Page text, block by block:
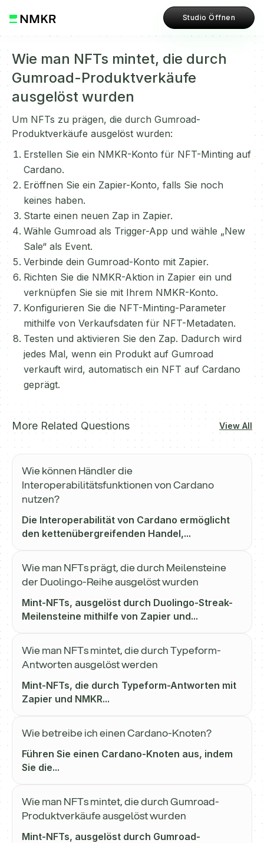
Studio Öffnen
Wie man NFTs mintet, die durch
Gumroad-Produktverkäufe
ausgelöst wurden
Um NFTs zu prägen, die durch Gumroad-
Produktverkäufe ausgelöst wurden:
Erstellen Sie ein NMKR-Konto für NFT-Minting auf
Cardano.
Eröffnen Sie ein Zapier-Konto, falls Sie noch
keines haben.
Starte einen neuen Zap in Zapier.
Wähle Gumroad als Trigger-App und wähle „New
Sale“ als Event.
Verbinde dein Gumroad-Konto mit Zapier.
Richten Sie die NMKR-Aktion in Zapier ein und
verknüpfen Sie sie mit Ihrem NMKR-Konto.
Konfigurieren Sie die NFT-Minting-Parameter
mithilfe von Verkaufsdaten für NFT-Metadaten.
Testen und aktivieren Sie den Zap. Dadurch wird
jedes Mal, wenn ein Produkt auf Gumroad
verkauft wird, automatisch ein NFT auf Cardano
geprägt.
More Related Questions View All
Wie können Händler die
Interoperabilitätsfunktionen von Cardano
nutzen?
Die Interoperabilität von Cardano ermöglicht
den kettenübergreifenden Handel,...
Wie man NFTs prägt, die durch Meilensteine
der Duolingo-Reihe ausgelöst wurden
Mint-NFTs, ausgelöst durch Duolingo-Streak-
Meilensteine mithilfe von Zapier und...
Wie man NFTs mintet, die durch Typeform-
Antworten ausgelöst werden
Mint-NFTs, die durch Typeform-Antworten mit
Zapier und NMKR...
Wie betreibe ich einen Cardano-Knoten?
Führen Sie einen Cardano-Knoten aus, indem
Sie die...
Wie man NFTs mintet, die durch Gumroad-
Produktverkäufe ausgelöst wurden
Mint-NFTs, ausgelöst durch Gumroad-